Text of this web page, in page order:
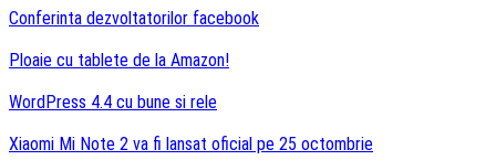
Conferinta dezvoltatorilor facebook
Ploaie cu tablete de la Amazon!
WordPress 4.4 cu bune si rele
Xiaomi Mi Note 2 va fi lansat oficial pe 25 octombrie